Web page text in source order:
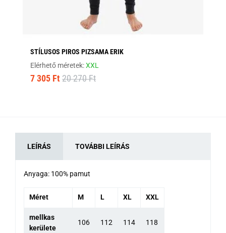
STÍLUSOS PIROS PIZSAMA ERIK
Elérhető méretek:XXL
7 305 Ft 20 270 Ft
LEÍRÁS TOVÁBBI LEÍRÁS
Anyaga: 100% pamut
Méret M L XL XXL
mellkas
kerülete
106 112 114 118